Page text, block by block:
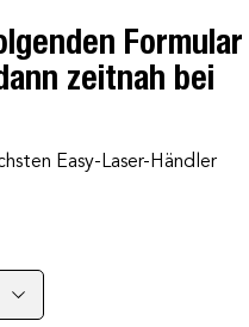
Formular
zeitnah bei
Easy-Laser-Händler